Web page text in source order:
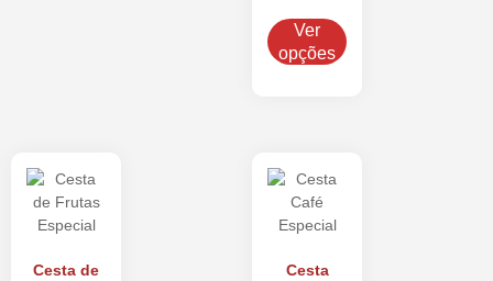
Ver
opções
Cesta de
Cesta